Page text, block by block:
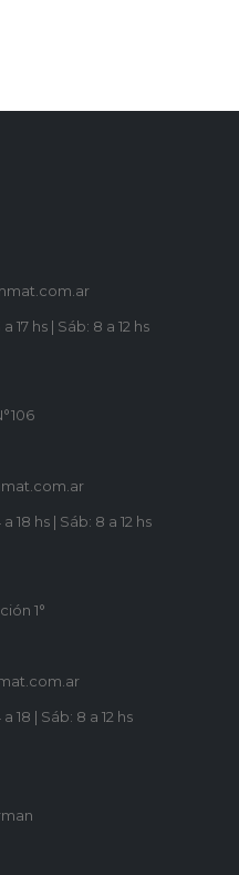
17 hs | Sáb: 8 a 12 hs
18 hs | Sáb: 8 a 12 hs
1°
18 | Sáb: 8 a 12 hs